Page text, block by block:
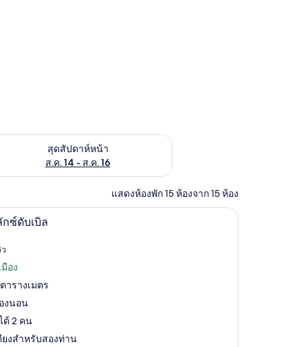
. 7 - ส.ค. 9สุดสัปดาห์หน้า
ส.ค. 14 - ส.ค. 16
สอบจำนวนห้องพักว่างในสุดสัปดาห์หน้า ส.ค. 14 - ส.ค. 16
แสดงห้องพัก 15 ห้องจาก 15 ห้อง
านแบบใช้แล็ปท็อป เครื่องนอนระดับพรีเมียม, โต๊ะทำงาน, พื้นที่ทำ
ซ์ดับเบิล
10
)อง
ารางเมตร
งนอน
ด้ 2 คน
ยงสำหรับสองท่าน